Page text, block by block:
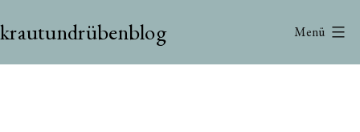
Inhalt
krautundrübenblog Menü